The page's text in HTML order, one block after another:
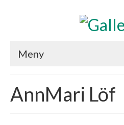
Meny
KONSTNÄRER
AnnMari Löf